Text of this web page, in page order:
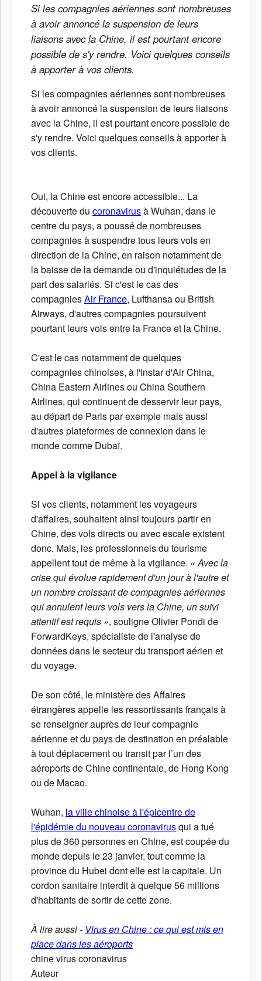
Si les compagnies aériennes sont nombreuses
à avoir annoncé la suspension de leurs
liaisons avec la Chine, il est pourtant encore
possible de s'y rendre. Voici quelques conseils
à apporter à vos clients.
Si les compagnies aériennes sont nombreuses
à avoir annoncé la suspension de leurs liaisons
avec la Chine, il est pourtant encore possible de
s'y rendre. Voici quelques conseils à apporter à
vos clients.
Oui, la Chine est encore accessible... La
découverte du coronavirusà Wuhan, dans le
centre du pays, a poussé de nombreuses
compagnies à suspendre tous leurs vols en
direction de la Chine, en raison notamment de
la baisse de la demande ou d'inquiétudes de la
part des salariés. Si c'est le cas des
compagniesAir France, Lufthansa ou British
Airways, d'autres compagnies poursuivent
pourtant leurs vols entre la France et la Chine.
C'est le cas notamment de quelques
compagnies chinoises, à l'instar d'Air China,
China Eastern Airlines ou China Southern
Airlines, qui continuent de desservir leur pays,
au départ de Paris par exemple mais aussi
d'autres plateformes de connexion dans le
monde comme Dubaï.
Appel à la vigilance
Si vos clients, notamment les voyageurs
d'affaires, souhaitent ainsi toujours partir en
Chine, des vols directs ou avec escale existent
donc. Mais, les professionnels du tourisme
appellent tout de même à la vigilance. « Avec la
crise qui évolue rapidement d'un jour à l'autre et
un nombre croissant de compagnies aériennes
qui annulent leurs vols vers la Chine, un suivi
attentif est requis », souligne Olivier Pondi de
ForwardKeys, spécialiste de l'analyse de
données dans le secteur du transport aérien et
du voyage.
De son côté, le ministère des Affaires
étrangères appelle les ressortissants français à
se renseigner auprès de leur compagnie
aérienne et du pays de destination en préalable
à tout déplacement ou transit par l’un des
aéroports de Chine continentale, de Hong Kong
ou de Macao.
Wuhan, la ville chinoise à l'épicentre de
l'épidémie du nouveau coronavirusqui a tué
plus de 360 personnes en Chine, est coupée du
monde depuis le 23 janvier, tout comme la
province du Hubei dont elle est la capitale. Un
cordon sanitaire interdit à quelque 56 millions
d'habitants de sortir de cette zone.
À lire aussi - Virus en Chine : ce qui est mis en
place dans les aéroports
chineviruscoronavirus
Auteur